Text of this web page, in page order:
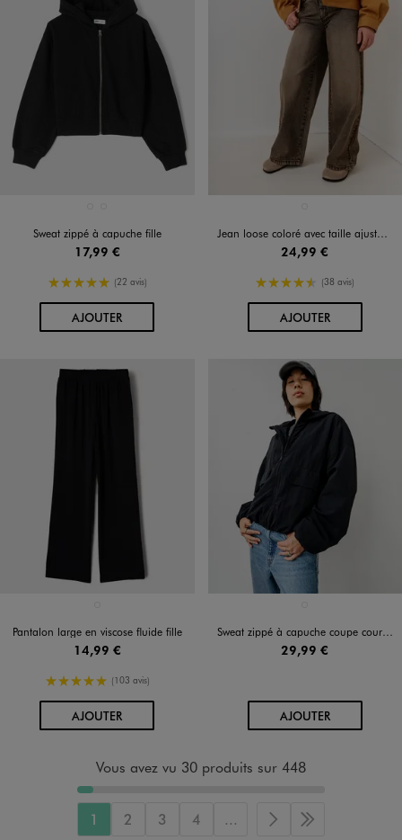
Sweat zippé à capuche fille
17,99 €
5/5 de moyenne
(22 avis)
AJOUTERAU PANIER
Jean loose coloré avec taille ajustable fille
24,99 €
4.5/5 de moyenne
(38 avis)
AJOUTERAU PANIER
Pantalon large en viscose fluide fille
14,99 €
5/5 de moyenne
(103 avis)
AJOUTERAU PANIER
Sweat zippé à capuche coupe courte en matière déperlante fille
29,99 €
AJOUTERAU PANIER
Vous avez vu 30 produits sur 448
1 2 3 4 ... Page suivante
Dernière page